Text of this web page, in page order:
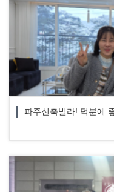
파주신축빌라! 덕분에